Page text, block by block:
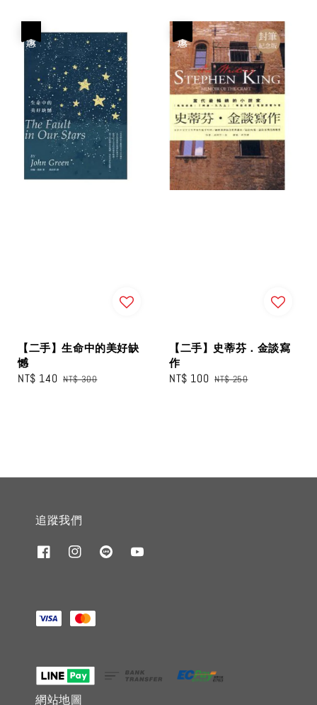
【二手】生命中的美好缺
憾
Sale
NT$ 140 Regular
NT$ 300
【二手】史蒂芬．金談寫
作
Sale
NT$ 100 Regular
NT$ 250
追蹤我們
網站地圖